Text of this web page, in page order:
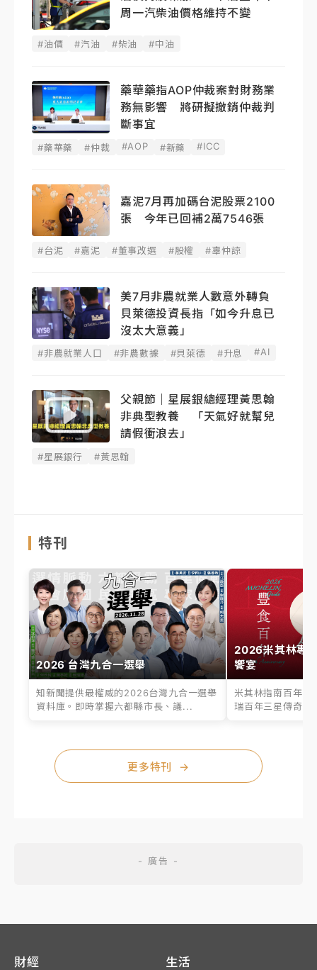
周一汽柴油價格維持不變
#油價 #汽油 #柴油 #中油
藥華藥指AOP仲裁案對財務業
務無影響 將研擬撤銷仲裁判
斷事宜
#藥華藥 #仲裁 #AOP #新藥 #ICC
嘉泥7月再加碼台泥股票2100
張 今年已回補2萬7546張
#台泥 #嘉泥 #董事改選 #股權 #辜仲諒
美7月非農就業人數意外轉負
貝萊德投資長指「如今升息已
沒太大意義」
#非農就業人口 #非農數據 #貝萊德 #升息 #AI
父親節｜星展銀總經理黃思翰
非典型教養 「天氣好就幫兒
請假衝浪去」
#星展銀行 #黃思翰
特刊
2026 台灣九合一選舉
知新聞提供最權威的2026台灣九合一選舉
資料庫。即時掌握六都縣市長、議...
2026米其林專
饗宴
米其林指南百年之
瑞百年三星傳奇、
更多特刊 →
財經 生活